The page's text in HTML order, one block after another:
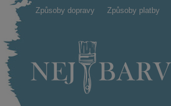
Způsoby dopravy Způsoby platby